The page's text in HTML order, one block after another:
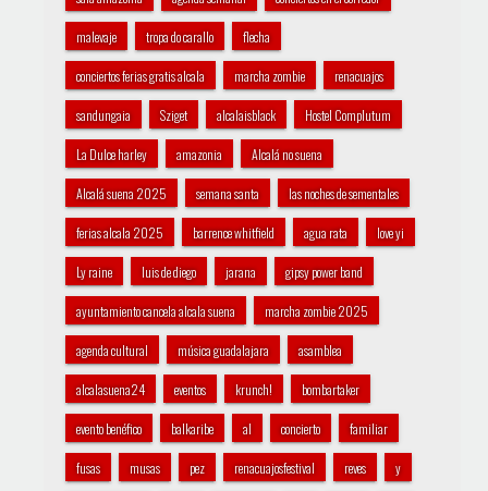
malevaje tropa do carallo flecha
conciertos ferias gratis alcala marcha zombie renacuajos
sandungaia Sziget alcalaisblack Hostel Complutum
La Dulce harley amazonia Alcalá no suena
Alcalá suena 2025 semana santa las noches de sementales
ferias alcala 2025 barrence whitfield agua rata love yi
Ly raine luis de diego jarana gipsy power band
ayuntamiento cancela alcala suena marcha zombie 2025
agenda cultural música guadalajara asamblea
alcalasuena24 eventos krunch! bombartaker
evento benéfico balkaribe al concierto familiar
fusas musas pez renacuajosfestival reves y